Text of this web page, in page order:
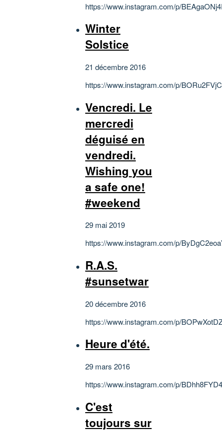
https://www.instagram.com/p/
Winter
Solstice
21 décembre 2016
https://www.instagram.com/p/
Vencredi. Le
mercredi
déguisé en
vendredi.
Wishing you
a safe one!
#weekend
29 mai 2019
https://www.instagram.com/p/
R.A.S.
#sunsetwar
20 décembre 2016
https://www.instagram.com/p/
Heure d'été.
29 mars 2016
https://www.instagram.com/p/
C'est
toujours sur